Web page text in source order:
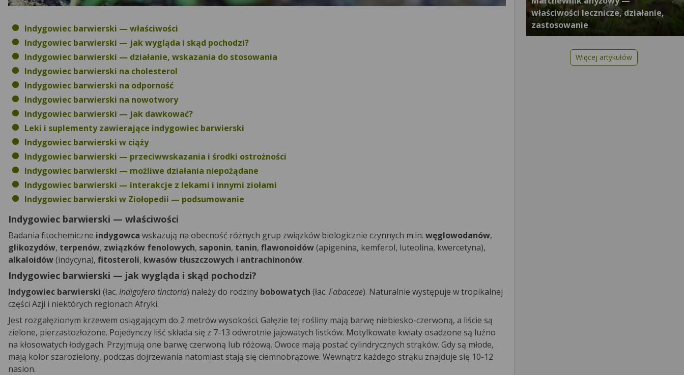
Indygowiec barwierski — właściwości
Indygowiec barwierski — jak wygląda i skąd pochodzi?
Indygowiec barwierski — działanie, wskazania do stosowania
Indygowiec barwierski na cholesterol
Indygowiec barwierski na odporność
Indygowiec barwierski na nowotwory
Indygowiec barwierski — jak dawkować?
Leki i suplementy zawierające indygowiec barwierski
Indygowiec barwierski w ciąży
Indygowiec barwierski — przeciwwskazania i środki ostrożności
Indygowiec barwierski — możliwe działania niepożądane
Indygowiec barwierski — interakcje z lekami i innymi ziołami
Indygowiec barwierski w Ziołopedii — podsumowanie
Indygowiec barwierski — właściwości
Badania fitochemiczne indygowca wskazują na obecność różnych grup związków biologicznie czynnych m.in. węglowodanów,
glikozydów, terpenów, związków fenolowych, saponin, tanin, flawonoidów(apigenina, kemferol, luteolina, kwercetyna),
alkaloidów(indycyna), fitosteroli, kwasów tłuszczowych i antrachinonów.
Indygowiec barwierski — jak wygląda i skąd pochodzi?
Indygowiec barwierski (łac. Indigofera tinctoria) należy do rodziny bobowatych (łac. Fabaceae). Naturalnie występuje w tropikalnej
części Azji i niektórych regionach Afryki.
Jest rozgałęzionym krzewem osiągającym do 2 metrów wysokości. Gałęzie tej rośliny mają barwę niebiesko-czerwoną, a liście są
zielone, pierzastozłożone. Pojedynczy liść składa się z 7-13 odwrotnie jajowatych listków. Motylkowate kwiaty osadzone są luźno
na kłosowatych łodygach. Przyjmują one barwę czerwoną lub różową. Owoce mają postać cylindrycznych strąków. Gdy są młode,
mają kolor szarozielony, podczas dojrzewania natomiast stają się ciemnobrązowe. Wewnątrz każdego strąku znajduje się 10-12
nasion.
właściwości lecznicze, działanie,
zastosowanie
Więcej artykułów